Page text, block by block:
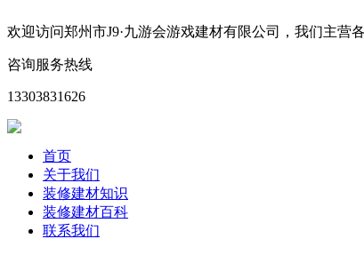
欢迎访问郑州市J9·九游会游戏建材有限公司，我们主
咨询服务热线
13303831626
首页
关于我们
装修建材知识
装修建材百科
联系我们